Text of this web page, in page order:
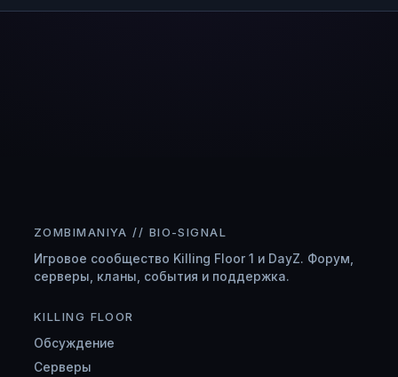
ZOMBIMANIYA // BIO-SIGNAL
Игровое сообщество Killing Floor 1 и DayZ. Форум,
серверы, кланы, события и поддержка.
KILLING FLOOR
Обсуждение
Серверы